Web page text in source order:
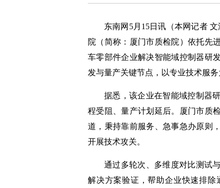
东南网5月15日讯（本网记者
院（简称：厦门市质检院）依托先
车零部件企业解决智能域控制器研
发与量产关键节点，以专业技术服
据悉，该企业在智能域控制器
程受阻、量产计划延后。厦门市质
道，秉持靠前服务、急事急办原则
开展技术攻关。
通过多轮次、多维度对比测试
解决方案验证，帮助企业快速排